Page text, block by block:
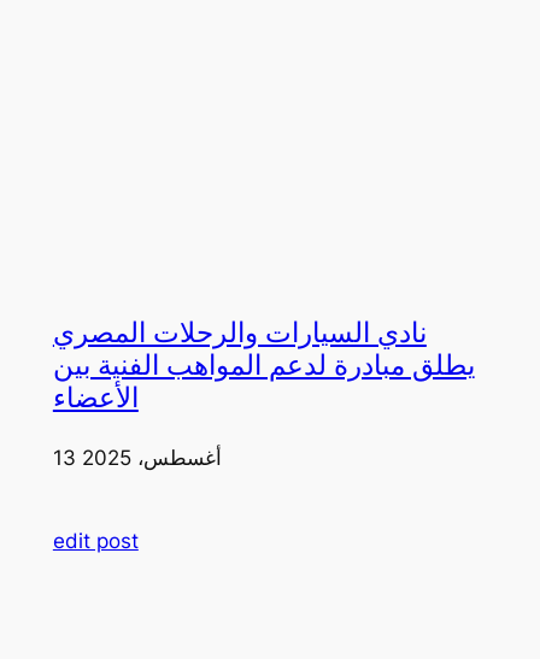
نادي السيارات والرحلات المصري
يطلق مبادرة لدعم المواهب الفنية بين
الأعضاء
13 أغسطس، 2025
edit post